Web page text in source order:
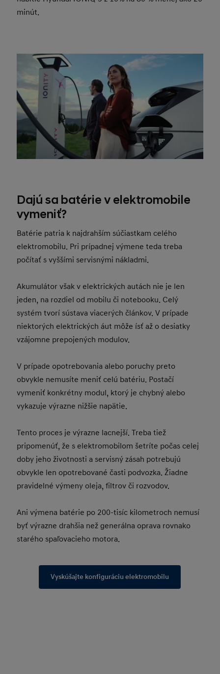
minút.
Dajú sa batérie v elektromobile
vymeniť?
Batérie patria k najdrahším súčiastkam celého
elektromobilu. Pri prípadnej výmene teda treba
počítať s vyššími servisnými nákladmi.
Akumulátor však v elektrických autách nie je len
jeden, na rozdiel od mobilu či notebooku. Celý
systém tvorí sústava viacerých článkov. V prípade
niektorých elektrických áut môže ísť až o desiatky
vzájomne prepojených modulov.
V prípade opotrebovania alebo poruchy preto
obvykle nemusíte meniť celú batériu. Postačí
vymeniť konkrétny modul, ktorý je chybný alebo
vykazuje výrazne nižšie napätie.
Tento proces je výrazne lacnejší. Treba tiež
pripomenúť, že s elektromobilom šetríte počas celej
doby jeho životnosti a servisný zásah potrebujú
obvykle len opotrebované časti podvozka. Žiadne
pravidelné výmeny oleja, filtrov či rozvodov.
Ani výmena batérie po 200-tisíc kilometroch nemusí
byť výrazne drahšia než generálna oprava rovnako
starého spaľovacieho motora.
Vyskúšajte konfiguráciu elektromobilu